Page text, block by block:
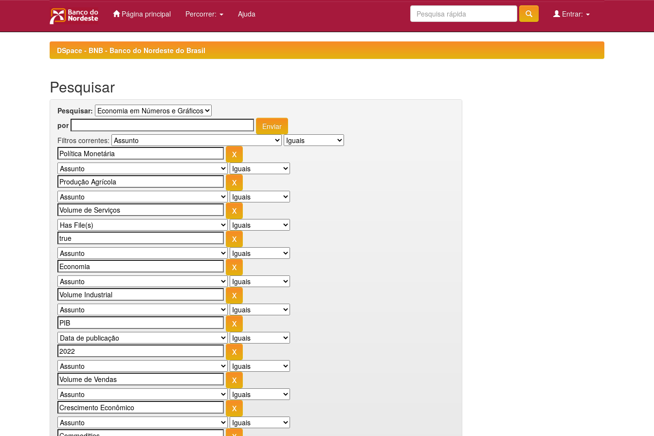
Página principal Percorrer: Ajuda Entrar:
DSpace - BNB - Banco do Nordeste do Brasil
Pesquisar
Pesquisar:
por
Filtros correntes: